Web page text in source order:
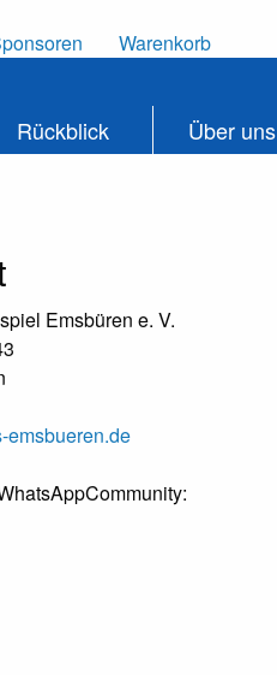
Warenkorb
Rückblick Über uns
Emsbüren e. V.
emsbueren.de